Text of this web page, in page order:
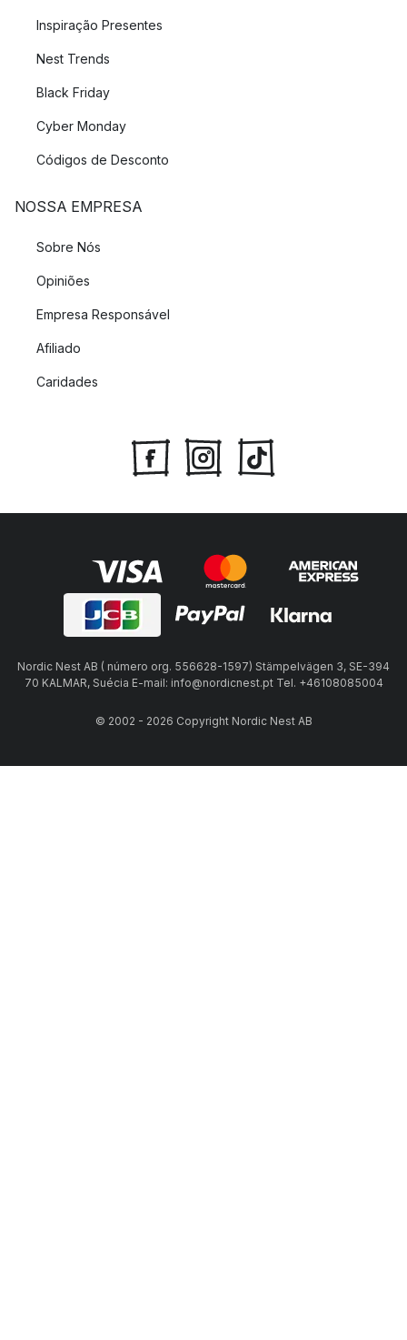
Inspiração Presentes
Nest Trends
Black Friday
Cyber Monday
Códigos de Desconto
NOSSA EMPRESA
Sobre Nós
Opiniões
Empresa Responsável
Afiliado
Caridades
Nordic Nest AB ( número org. 556628-1597) Stämpelvägen 3, SE-394
70 KALMAR, Suécia E-mail: info@nordicnest.pt Tel. +46108085004
© 2002 - 2026 Copyright Nordic Nest AB